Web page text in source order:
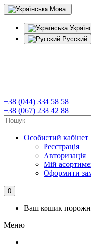
Мова
Русский
+38 (044) 334 58 58
+38 (067) 238 42 88
Особистий кабінет
Реєстрація
Авторизація
Мій
Оформити
0
Ваш кошик
Меню